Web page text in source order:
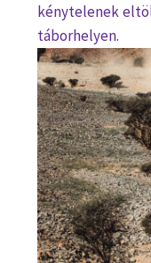
kénytelenek
táborhelyen.